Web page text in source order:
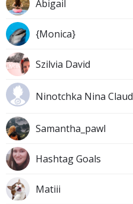
Abigail
{Monica}
Szilvia David
Ninotchka Nina Claud
Samantha_pawl
Hashtag Goals
Matiii